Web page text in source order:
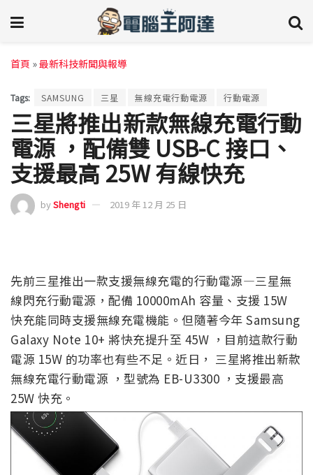
首頁 »最新科技新聞與報導
Tags: SAMSUNG 三星 無線充電行動電源 行動電源
三星將推出新款無線充電行動
電源 ，配備雙 USB-C 接口、
支援最高 25W 有線快充
byShengti 2019 年 12 月 25 日
先前三星推出一款支援無線充電的行動電源—三星無
線閃充行動電源，配備 10000mAh 容量、支援 15W
快充能同時支援無線充電機能。但隨著今年 Samsung
Galaxy Note 10+ 將快充提升至 45W ，目前這款行動
電源 15W 的功率也有些不足。近日， 三星將推出新款
無線充電行動電源 ，型號為 EB-U3300 ，支援最高
25W 快充。